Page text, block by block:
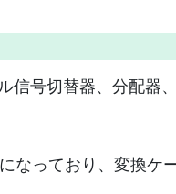
信号切替器、分配器
なっており、変換